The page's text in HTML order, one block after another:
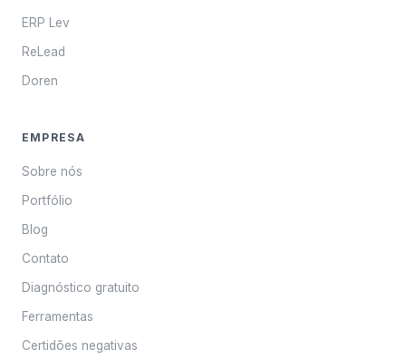
ERP Lev
ReLead
Doren
EMPRESA
Sobre nós
Portfólio
Blog
Contato
Diagnóstico gratuito
Ferramentas
Certidões negativas